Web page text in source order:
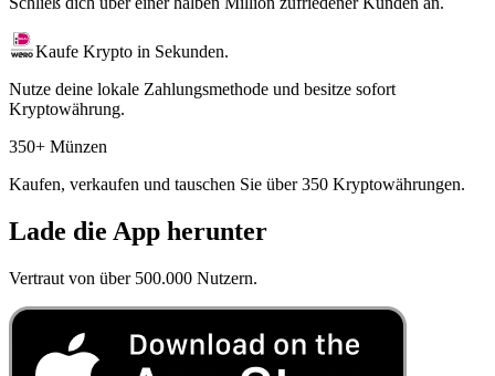
Kaufe Krypto in Sekunden.
Nutze deine lokale Zahlungsmethode und besitze sofort
Kryptowährung.
350+ Münzen
Kaufen, verkaufen und tauschen Sie über 350 Kryptowährungen.
Lade die App herunter
Vertraut von über 500.000 Nutzern.